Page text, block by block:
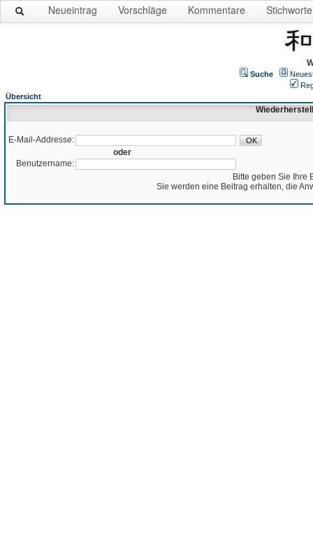
Neueintrag Vorschläge Kommentare Stichworte
Suche
Übersicht
E-Mail-Addresse:
oder
Benutzername:
Bitte geben Sie Ihre
Sie werden eine Beitrag erhalten, die